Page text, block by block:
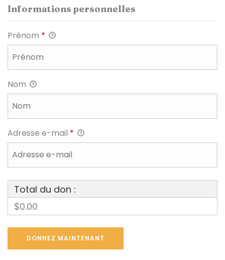
Informations personnelles
Prénom *
Nom
Adresse e-mail *
Total du don :
$0.00